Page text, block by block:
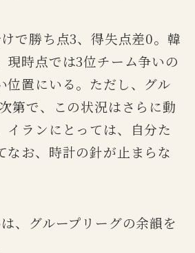
で勝ち点3、得失点差0。韓
現時点では3位チーム争いの
位置にいる。ただし、グル
第で、この状況はさらに動
イランにとっては、自分た
なお、時計の針が止まらな
、グループリーグの余韻を